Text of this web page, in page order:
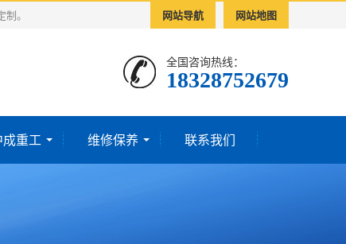
网站导航 网站地图
。
全国咨询热线：
18328752679‬
重工 维修保养 联系我们